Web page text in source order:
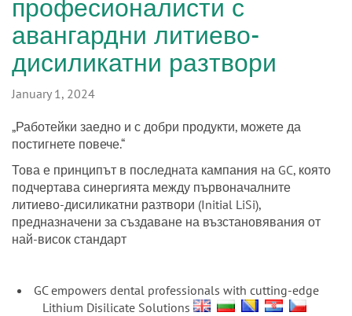
професионалисти с
авангардни литиево-
дисиликатни разтвори
January 1, 2024
„Работейки заедно и с добри продукти, можете да
постигнете повече.“
Това е принципът в последната кампания на GC, която
подчертава синергията между първоначалните
литиево-дисиликатни разтвори (Initial LiSi),
предназначени за създаване на възстановявания от
най-висок стандарт
GC empowers dental professionals with cutting-edge
Lithium Disilicate Solutions